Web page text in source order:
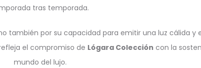
tras temporada.
también por su capacidad para emitir una luz cálida y
el compromiso de Lógara Colección con la
mundo del lujo.